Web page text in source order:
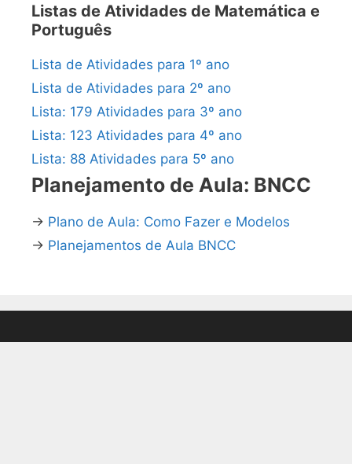
Listas de Atividades de Matemática e
Português
Lista de Atividades para 1º ano
Lista de Atividades para 2º ano
Lista: 179 Atividades para 3º ano
Lista: 123 Atividades para 4º ano
Lista: 88 Atividades para 5º ano
Planejamento de Aula: BNCC
→ Plano de Aula: Como Fazer e Modelos
→ Planejamentos de Aula BNCC